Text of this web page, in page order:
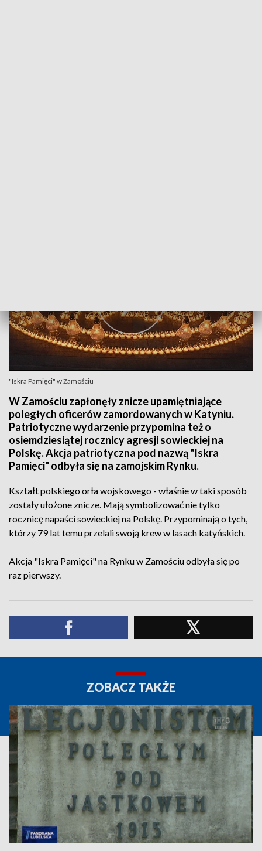
"Iskra Pamięci" w Zamościu
W Zamościu zapłonęły znicze upamiętniające
poległych oficerów zamordowanych w Katyniu.
Patriotyczne wydarzenie przypomina też o
osiemdziesiątej rocznicy agresji sowieckiej na
Polskę. Akcja patriotyczna pod nazwą "Iskra
Pamięci" odbyła się na zamojskim Rynku.
Kształt polskiego orła wojskowego - właśnie w taki sposób
zostały ułożone znicze. Mają symbolizować nie tylko
rocznicę napaści sowieckiej na Polskę. Przypominają o tych,
którzy 79 lat temu przelali swoją krew w lasach katyńskich.
Akcja "Iskra Pamięci" na Rynku w Zamościu odbyła się po
raz pierwszy.
ZOBACZ TAKŻE